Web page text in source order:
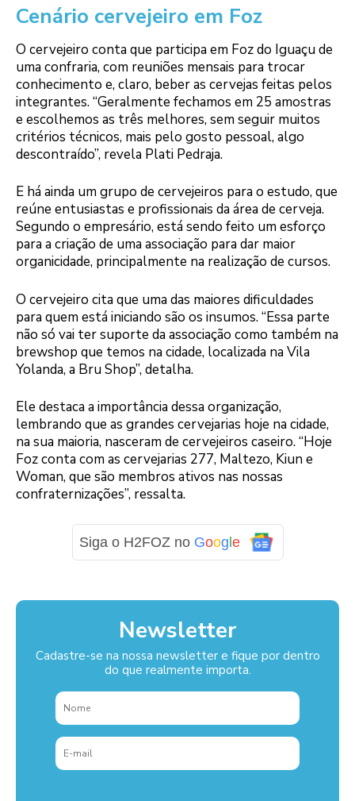
Cenário cervejeiro em Foz
O cervejeiro conta que participa em Foz do Iguaçu de
uma confraria, com reuniões mensais para trocar
conhecimento e, claro, beber as cervejas feitas pelos
integrantes. “Geralmente fechamos em 25 amostras
e escolhemos as três melhores, sem seguir muitos
critérios técnicos, mais pelo gosto pessoal, algo
descontraído”, revela Plati Pedraja.
E há ainda um grupo de cervejeiros para o estudo, que
reúne entusiastas e profissionais da área de cerveja.
Segundo o empresário, está sendo feito um esforço
para a criação de uma associação para dar maior
organicidade, principalmente na realização de cursos.
O cervejeiro cita que uma das maiores dificuldades
para quem está iniciando são os insumos. “Essa parte
não só vai ter suporte da associação como também na
brewshop que temos na cidade, localizada na Vila
Yolanda, a Bru Shop”, detalha.
Ele destaca a importância dessa organização,
lembrando que as grandes cervejarias hoje na cidade,
na sua maioria, nasceram de cervejeiros caseiro. “Hoje
Foz conta com as cervejarias 277, Maltezo, Kiun e
Woman, que são membros ativos nas nossas
confraternizações”, ressalta.
Siga o H2FOZ no Google
Newsletter
Cadastre-se na nossa newsletter e fique por dentro
do que realmente importa.